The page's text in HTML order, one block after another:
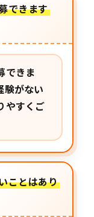
できます
できま
験がない
やすくご
ことはあり